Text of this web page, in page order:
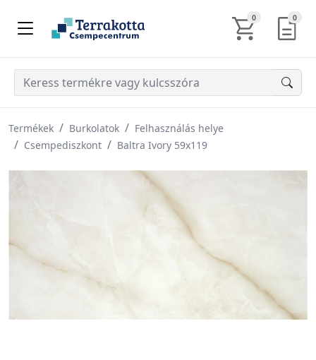
0KOSÁR 0
Termékek Burkolatok
Felhasználás helye
Csempediszkont
Baltra Ivory 59x119